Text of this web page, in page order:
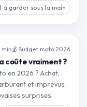
à garder sous la main
💰 Budget moto 2026
coûte vraiment ?
en 2026 ? Achat,
et imprévus :
surprises.